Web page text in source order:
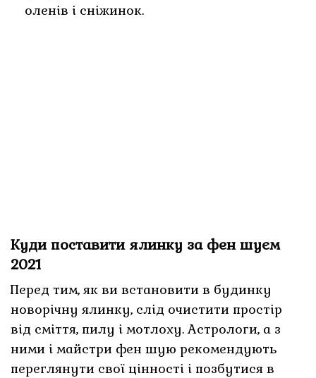
оленів і сніжинок.
Куди поставити ялинку за фен шуєм
2021
Перед тим, як ви встановити в будинку
новорічну ялинку, слід очистити простір
від сміття, пилу і мотлоху. Астрологи, а з
ними і майстри фен шую рекомендують
переглянути свої цінності і позбутися в